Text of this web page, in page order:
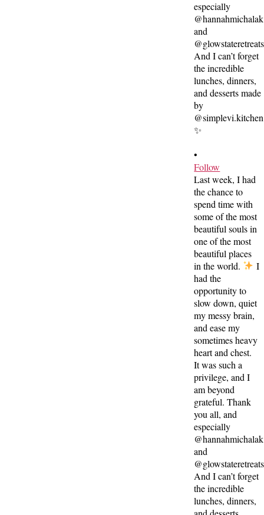
•
Follow
Last week, I had
the chance to
spend time with
some of the most
beautiful souls in
one of the most
beautiful places
in the world.
I
had the
opportunity to
slow down, quiet
my messy brain,
and ease my
sometimes heavy
heart and chest.
It was such a
privilege, and I
am beyond
grateful. Thank
you all, and
especially
@hannahmichalak
and
@glowstateretreats
And I can’t forget
the incredible
lunches, dinners,